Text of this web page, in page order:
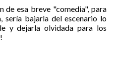
de esa breve "comedia", para
sería bajarla del escenario lo
y dejarla olvidada para los